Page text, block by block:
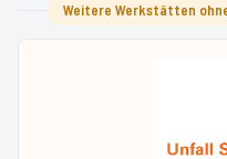
Weitere Werkstätten